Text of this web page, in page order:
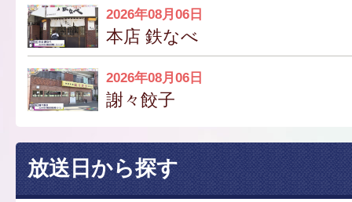
2026年08月06日
本店 鉄なべ
2026年08月06日
謝々餃子
放送日から探す